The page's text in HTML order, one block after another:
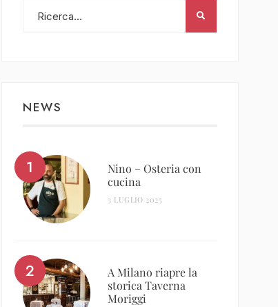
NEWS
Nino – Osteria con
cucina
3 LUGLIO 2025
A Milano riapre la
storica Taverna
Moriggi